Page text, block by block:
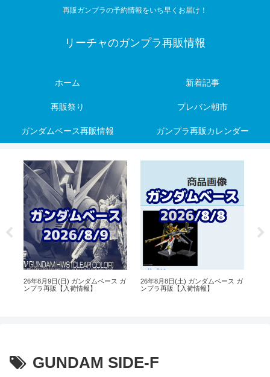
再販ガンプラの予約情報をいち早くお届け！
リーチャのガンプラ再販情報
ホーム 新着記事
再販祭り プレバン朝市
ガンダムベース再販情報 ガンプラ再販カレンダー
26年8月9日(日) ガンダムベース ガ
ンプラ再販【入荷情報】
26年8月8日(土) ガンダムベース ガ
ンプラ再販【入荷情報】
GUNDAM SIDE-F